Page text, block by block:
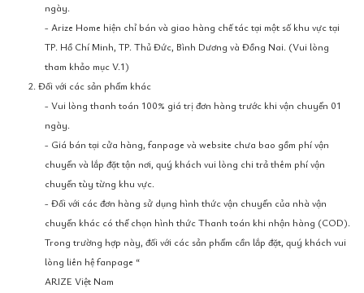
ngày.
- Arize Home hiện chỉ bán và giao hàng chế tác tại một số khu vực tại
TP. Hồ Chí Minh, TP. Thủ Đức, Bình Dương và Đồng Nai. (Vui lòng
tham khảo mục V.1)
2. Đối với các sản phẩm khác
- Vui lòng thanh toán 100% giá trị đơn hàng trước khi vận chuyển 01
ngày.
- Giá bán tại cửa hàng, fanpage và website chưa bao gồm phí vận
chuyển và lắp đặt tận nơi, quý khách vui lòng chi trả thêm phí vận
chuyển tùy từng khu vực.
- Đối với các đơn hàng sử dụng hình thức vận chuyển của nhà vận
chuyển khác có thể chọn hình thức Thanh toán khi nhận hàng (COD).
Trong trường hợp này, đối với các sản phẩm cần lắp đặt, quý khách vui
lòng liên hệ fanpage “
ARIZE Việt Nam